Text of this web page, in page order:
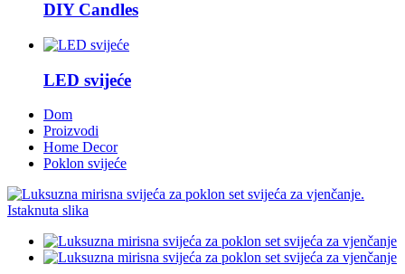
DIY Candles
LED svijeće
Dom
Proizvodi
Home Decor
Poklon svijeće